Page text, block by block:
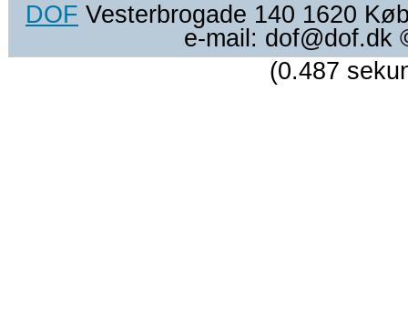
DOF Vesterbrogade 140 1620
e-mail: dof@dof.dk
(0.487